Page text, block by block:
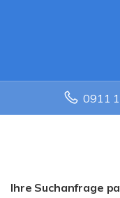
0911
Ihre Suchanfrage